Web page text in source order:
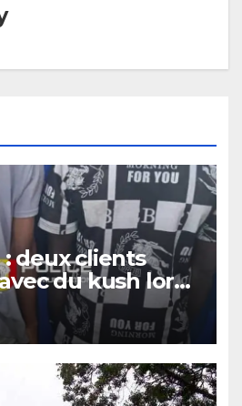
: deux clients
du kush lors
de police dans